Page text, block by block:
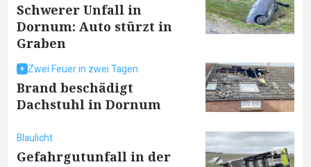
Schwerer Unfall in
Dornum: Auto stürzt in
Graben
Zwei Feuer in zwei Tagen
Brand beschädigt
Dachstuhl in Dornum
Blaulicht
Gefahrgutunfall in der